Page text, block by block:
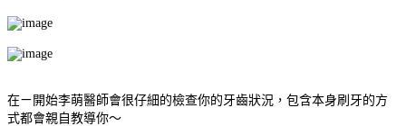
在ㄧ開始李萌醫師會很仔細的檢查你的牙齒狀況，包含本身刷牙的方
式都會親自教導你～